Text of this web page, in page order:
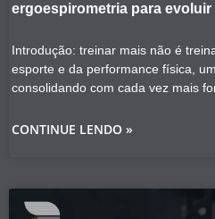
ergoespirometria para
Introdução: treinar mais não é
esporte e da performance física,
consolidando com cada vez mais
CONTINUE LENDO »